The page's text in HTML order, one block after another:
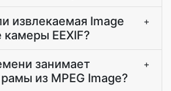
извлекаемая Image
EEXIF?
+
занимает
из MPEG Image?
+